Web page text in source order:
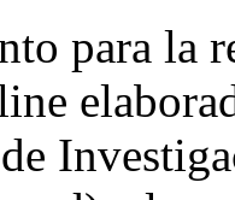
para la